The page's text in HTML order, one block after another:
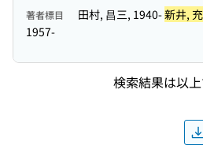
著者標目 田村, 昌三, 1940-新井,
1957-
検索結果は以上